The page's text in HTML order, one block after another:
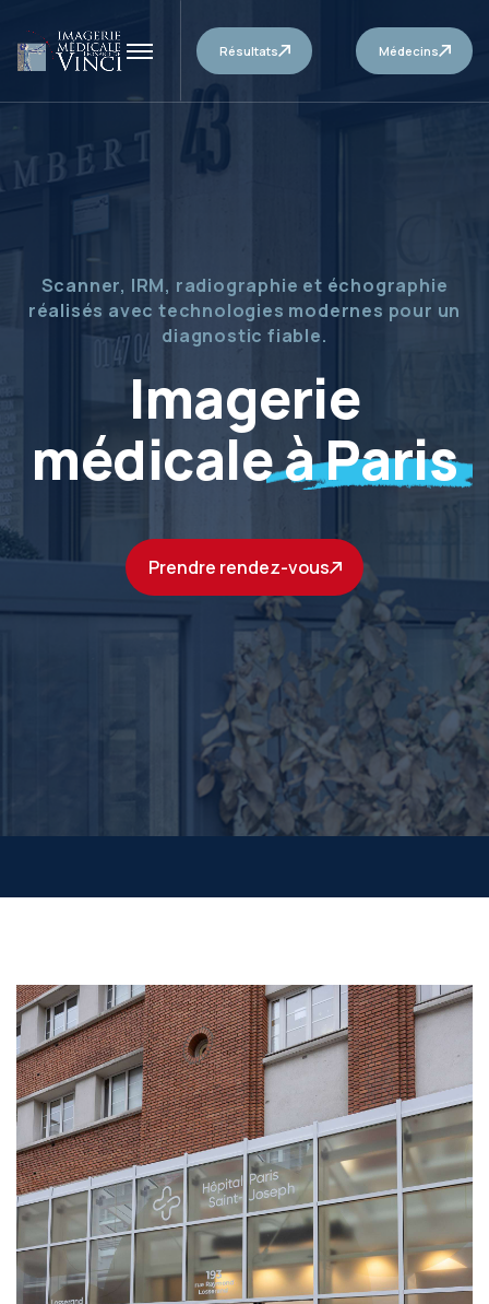
Résultats Médecins
Plusieurs centres pour vous accueillir, avec les
mêmes standards de qualité et d’expertise
médicale
Un réseau de
centres de
radiologieà Paris
Prendre rendez-vous